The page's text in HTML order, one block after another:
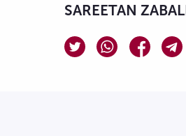
SAREETAN